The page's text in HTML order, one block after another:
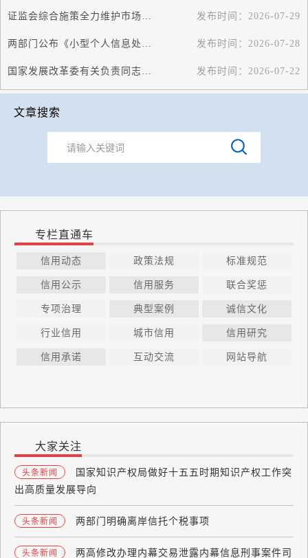
证监会综合施策全力维护市场平稳运行 发布时间： 2026-07-29
两部门公布《小型个人信息处理者个人信息保护简化措施规定》 发布时间： 2026-07-28
国家发展改革委有关负责同志就《招标投标领域信用管理暂行办法》答记者问 发布时间： 2026-07-22
文章搜索
专栏直通车
信用动态 政策法规 标准规范
信用公示 信用服务 联合奖惩
专项治理 典型案例 诚信文化
行业信用 城市信用 信用研究
信用承诺 互动交流 网站导航
大家关注
头条新闻
国家知识产权局做好十五五时期知识产权工作突
出高质量发展导向
头条新闻 两部门明确离岸信托个税事项
头条新闻 两高修改办理内幕交易泄露内幕信息刑事案件司